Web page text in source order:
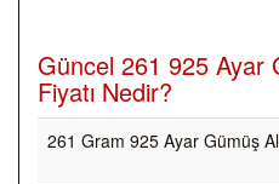
Güncel 261 925 Ayar
Fiyatı Nedir?
261 Gram 925 Ayar Gümüş